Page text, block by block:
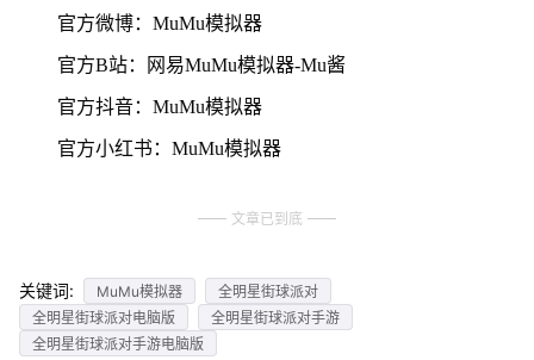
官方微博：MuMu模拟器
官方B站：网易MuMu模拟器-Mu酱
官方抖音：MuMu模拟器
官方小红书：MuMu模拟器
文章已到底
关键词: MuMu模拟器
全明星街球派对
全明星街球派对电脑版
全明星街球派对手游
全明星街球派对手游电脑版